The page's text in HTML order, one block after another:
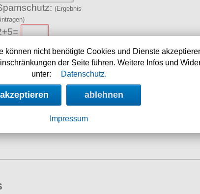
(Ergebnis
Sie erklären sich damit
dass Ihre Daten zur
Bearbeitung Ihres Anliegens verwendet
Widerrufshinweise finden Sie in der
können nicht benötigte Cookies und Dienste
der Seite führen. Weitere Infos und
unter:
Datenschutz.
akzeptieren ablehnen
Impressum